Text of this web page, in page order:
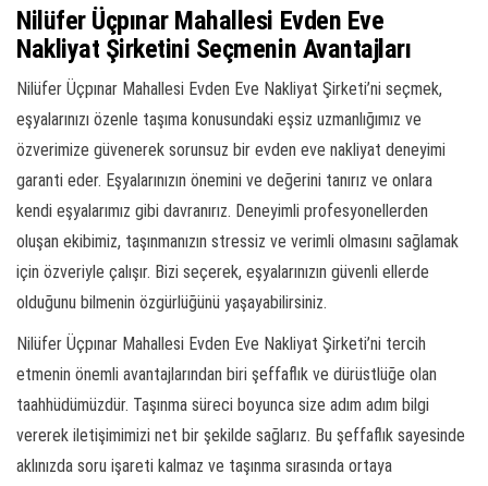
Nilüfer Üçpınar Mahallesi Evden Eve
Nakliyat Şirketini Seçmenin Avantajları
Nilüfer Üçpınar Mahallesi Evden Eve Nakliyat Şirketi’ni seçmek,
eşyalarınızı özenle taşıma konusundaki eşsiz uzmanlığımız ve
özverimize güvenerek sorunsuz bir evden eve nakliyat deneyimi
garanti eder. Eşyalarınızın önemini ve değerini tanırız ve onlara
kendi eşyalarımız gibi davranırız. Deneyimli profesyonellerden
oluşan ekibimiz, taşınmanızın stressiz ve verimli olmasını sağlamak
için özveriyle çalışır. Bizi seçerek, eşyalarınızın güvenli ellerde
olduğunu bilmenin özgürlüğünü yaşayabilirsiniz.
Nilüfer Üçpınar Mahallesi Evden Eve Nakliyat Şirketi’ni tercih
etmenin önemli avantajlarından biri şeffaflık ve dürüstlüğe olan
taahhüdümüzdür. Taşınma süreci boyunca size adım adım bilgi
vererek iletişimimizi net bir şekilde sağlarız. Bu şeffaflık sayesinde
aklınızda soru işareti kalmaz ve taşınma sırasında ortaya